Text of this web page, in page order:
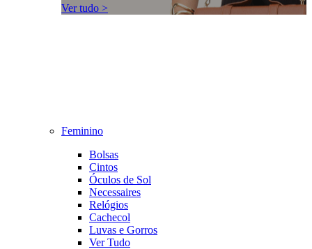
Ver tudo >
Feminino
Bolsas
Cintos
Óculos de Sol
Necessaires
Relógios
Cachecol
Luvas e Gorros
Ver Tudo